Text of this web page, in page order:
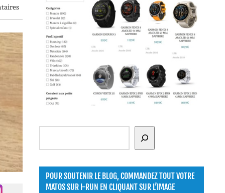
Rechercher
POUR SOUTENIR LE BLOG, COMMANDEZ TOUT VOTRE
MATOS SUR I-RUN EN CLIQUANT SUR L’IMAGE